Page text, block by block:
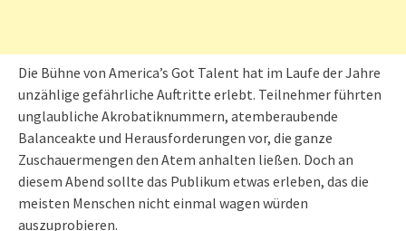
Die Bühne von America’s Got Talent hat im Laufe der Jahre
unzählige gefährliche Auftritte erlebt. Teilnehmer führten
unglaubliche Akrobatiknummern, atemberaubende
Balanceakte und Herausforderungen vor, die ganze
Zuschauermengen den Atem anhalten ließen. Doch an
diesem Abend sollte das Publikum etwas erleben, das die
meisten Menschen nicht einmal wagen würden
auszuprobieren.